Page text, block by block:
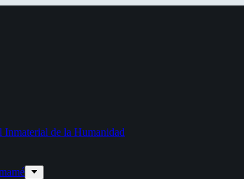
de la Humanidad